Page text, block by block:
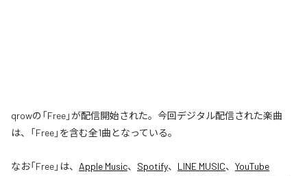
qrowの「Free」が配信開始された。今回デジタル配信された楽曲
は、「Free」を含む全1曲となっている。
なお「Free」は、 Apple Music、 Spotify、 LINE MUSIC、 YouTube